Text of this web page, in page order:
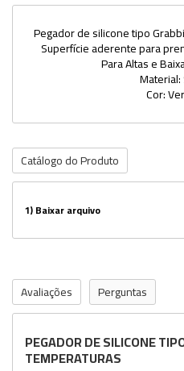
Pegador de silicone tipo
Superfície aderente para
Para Altas e
Cor:
Catálogo do Produto
1)Baixar arquivo
Avaliações Perguntas
PEGADOR DE SILICONE
TEMPERATURAS